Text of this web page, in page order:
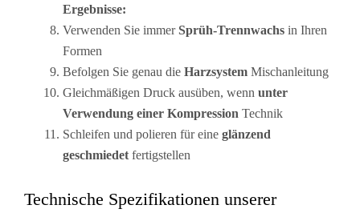
Ergebnisse:
Verwenden Sie immerSprüh-Trennwachs in Ihren
Formen
Befolgen Sie genau die Harzsystem Mischanleitung
Gleichmäßigen Druck ausüben, wenn unter
Verwendung einer Kompression Technik
Schleifen und polieren für eine glänzend
geschmiedet fertigstellen
Technische Spezifikationen unserer